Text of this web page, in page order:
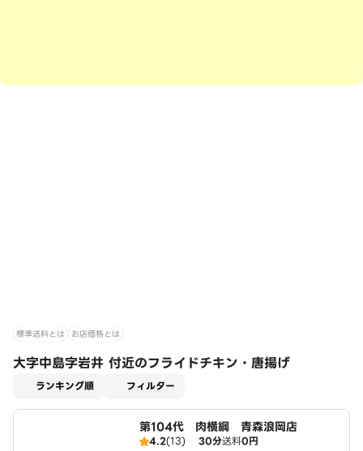
標準送料とは お店価格とは
大字中島字岩井 付近のフライドチキン・唐揚げ
ランキング順 フィルター
第104代 肉横綱 青森浪岡店
4.2(13) 30分送料0円